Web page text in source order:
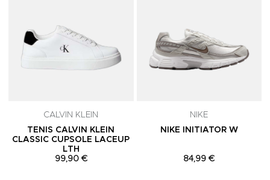
CALVIN KLEIN
TENIS CALVIN KLEIN
CLASSIC CUPSOLE LACEUP
LTH
99,90 €
NIKE
NIKE INITIATOR W
84,99 €